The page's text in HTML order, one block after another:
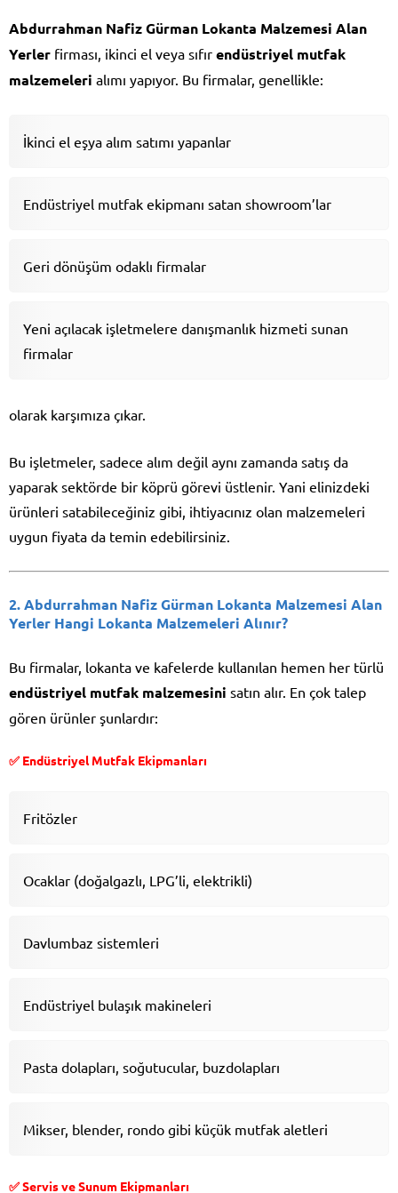
Abdurrahman Nafiz Gürman Lokanta Malzemesi Alan
Yerler firması, ikinci el veya sıfır endüstriyel mutfak
malzemeleri alımı yapıyor. Bu firmalar, genellikle:
İkinci el eşya alım satımı yapanlar
Endüstriyel mutfak ekipmanı satan showroom’lar
Geri dönüşüm odaklı firmalar
Yeni açılacak işletmelere danışmanlık hizmeti sunan
firmalar
olarak karşımıza çıkar.
Bu işletmeler, sadece alım değil aynı zamanda satış da
yaparak sektörde bir köprü görevi üstlenir. Yani elinizdeki
ürünleri satabileceğiniz gibi, ihtiyacınız olan malzemeleri
uygun fiyata da temin edebilirsiniz.
2.Abdurrahman Nafiz Gürman Lokanta Malzemesi Alan
Yerler Hangi Lokanta Malzemeleri Alınır?
Bu firmalar, lokanta ve kafelerde kullanılan hemen her türlü
endüstriyel mutfak malzemesini satın alır. En çok talep
gören ürünler şunlardır:
✅ Endüstriyel Mutfak Ekipmanları
Fritözler
Ocaklar (doğalgazlı, LPG’li, elektrikli)
Davlumbaz sistemleri
Endüstriyel bulaşık makineleri
Pasta dolapları, soğutucular, buzdolapları
Mikser, blender, rondo gibi küçük mutfak aletleri
✅ Servis ve Sunum Ekipmanları